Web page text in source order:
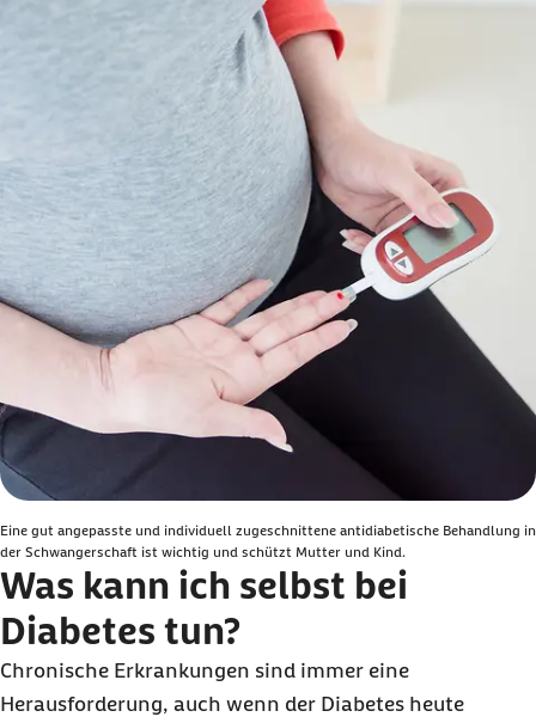
Eine gut angepasste und individuell zugeschnittene antidiabetische Behandlung in
der Schwangerschaft ist wichtig und schützt Mutter und Kind.
Was kann ich selbst bei
Diabetes tun?
Chronische Erkrankungen sind immer eine
Herausforderung, auch wenn der Diabetes heute